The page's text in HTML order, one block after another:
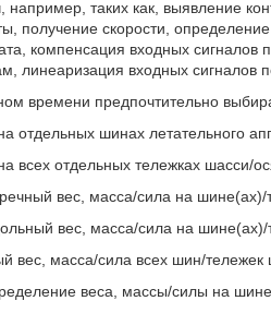
например, таких как, выявление
получение скорости,
компенсация входных
линеаризация входных сигналов
времени предпочтительно
отдельных шинах летательного
всех отдельных тележках шасси/
вес, масса/сила на шине(ах)/
вес, масса/сила на шине(ах)/
вес, масса/сила всех шин/тележек
веса, массы/силы на